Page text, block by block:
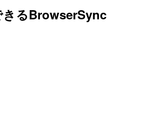
きるBrowserSync